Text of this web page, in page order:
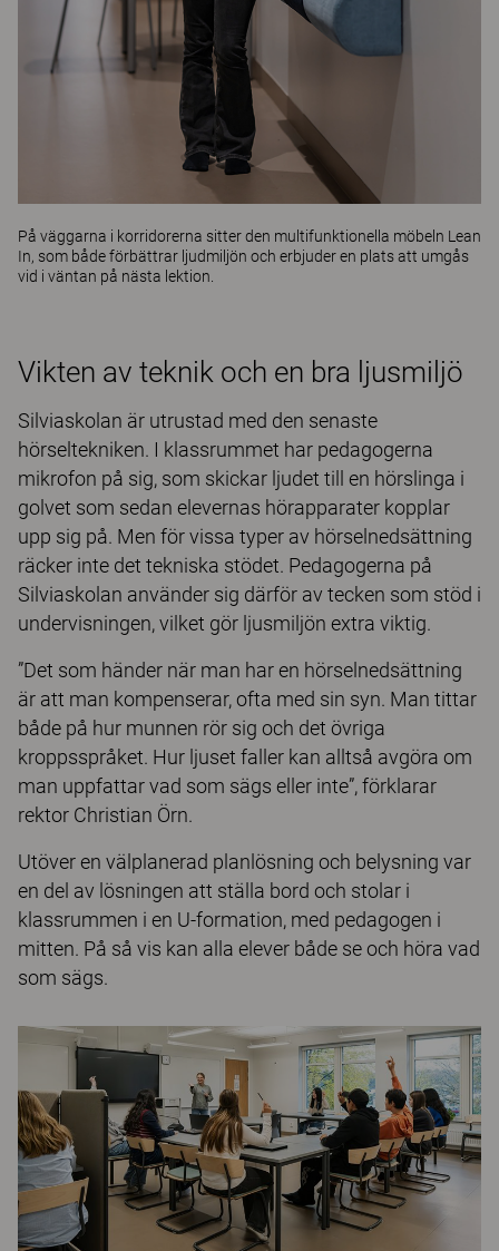
På väggarna i korridorerna sitter den multifunktionella möbeln Lean
In, som både förbättrar ljudmiljön och erbjuder en plats att umgås
vid i väntan på nästa lektion.
Vikten av teknik och en bra ljusmiljö
Silviaskolan är utrustad med den senaste
hörseltekniken. I klassrummet har pedagogerna
mikrofon på sig, som skickar ljudet till en hörslinga i
golvet som sedan elevernas hörapparater kopplar
upp sig på. Men för vissa typer av hörselnedsättning
räcker inte det tekniska stödet. Pedagogerna på
Silviaskolan använder sig därför av tecken som stöd i
undervisningen, vilket gör ljusmiljön extra viktig.
”Det som händer när man har en hörselnedsättning
är att man kompenserar, ofta med sin syn. Man tittar
både på hur munnen rör sig och det övriga
kroppsspråket. Hur ljuset faller kan alltså avgöra om
man uppfattar vad som sägs eller inte”, förklarar
rektor Christian Örn.
Utöver en välplanerad planlösning och belysning var
en del av lösningen att ställa bord och stolar i
klassrummen i en U-formation, med pedagogen i
mitten. På så vis kan alla elever både se och höra vad
som sägs.